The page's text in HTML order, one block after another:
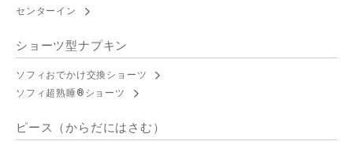
センターイン
ショーツ型ナプキン
ソフィおでかけ交換ショーツ
ソフィ超熟睡®ショーツ
ピース（からだにはさむ）